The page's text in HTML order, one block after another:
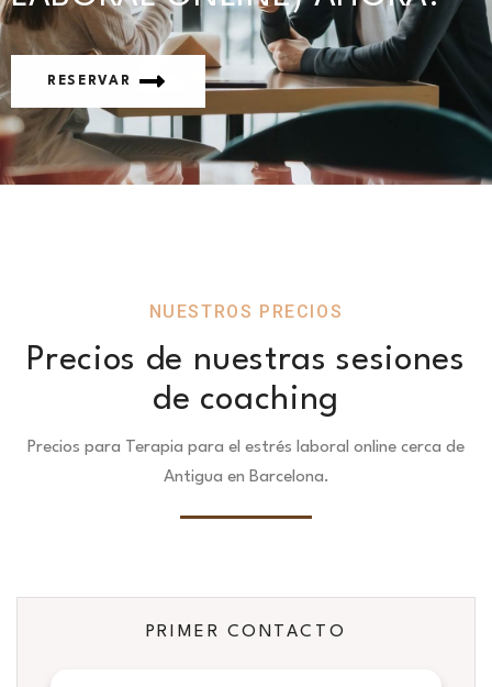
RESERVAR
NUESTROS PRECIOS
Precios de nuestras sesiones
de coaching
Precios para Terapia para el estrés laboral online cerca de
Antigua en Barcelona.
PRIMER CONTACTO